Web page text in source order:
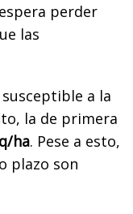
perder
las
a la
la de primera
ha. Pese a esto,
plazo son